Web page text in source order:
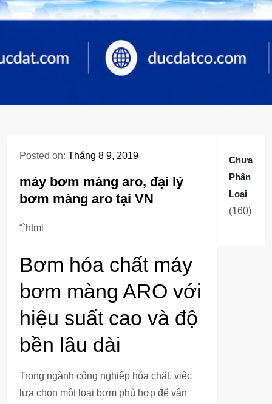
Posted on: Tháng 8 9, 2019
máy bơm màng aro, đại lý
bơm màng aro tại VN
“`html
Bơm hóa chất máy
bơm màng ARO với
hiệu suất cao và độ
bền lâu dài
Trong ngành công nghiệp hóa chất, việc
lựa chọn một loại bơm phù hợp để vận
Chưa
Phân
Loại
160160